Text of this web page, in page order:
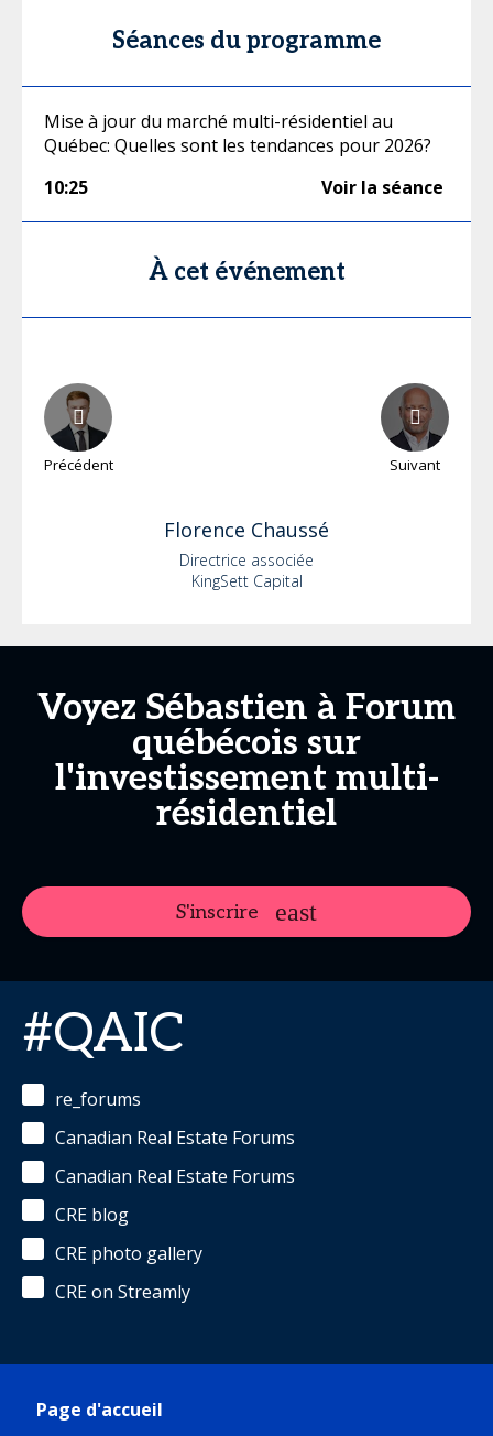
Séances du programme
Mise à jour du marché multi-résidentiel au
Québec: Quelles sont les tendances pour 2026?
10:25
Voir la séance
À cet événement
Précédent Suivant
Florence Chaussé
Directrice associée
KingSett Capital
Voyez Sébastien à Forum
québécois sur
l'investissement multi-
résidentiel
S'inscrire
#QAIC
re_forums
Canadian Real Estate Forums
Canadian Real Estate Forums
CRE blog
CRE photo gallery
CRE on Streamly
Page d'accueil